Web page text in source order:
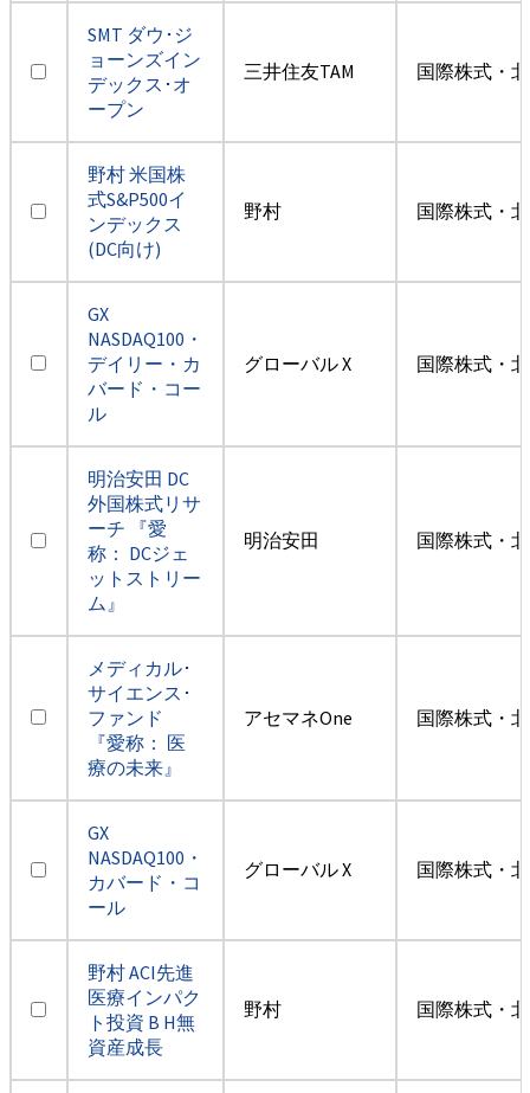
SMT ダウ･ジ
ョーンズイン
デックス･オ
ープン
三井住友TAM 国際株式・
野村 米国株
式S&P500イ
ンデックス
(DC向け)
野村 国際株式・
GX
NASDAQ100・
デイリー・カ
バード・コー
ル
グローバル X 国際株式・
明治安田 DC
外国株式リサ
ーチ 『愛
称： DCジェ
ットストリー
ム』
明治安田 国際株式・
メディカル･
サイエンス･
ファンド
『愛称： 医
療の未来』
アセマネOne 国際株式・
GX
NASDAQ100・
カバード・コ
ール
グローバル X 国際株式・
野村 ACI先進
医療インパク
ト投資 B H無
資産成長
野村 国際株式・